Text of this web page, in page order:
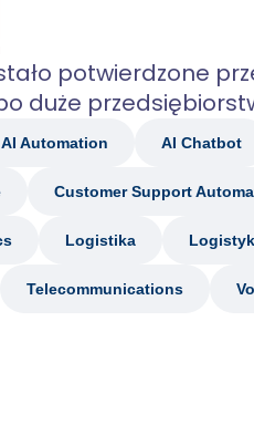
potwierdzone
duże
AI Automation AI Chatbot
Customer Support
Logistika
Telecommunications